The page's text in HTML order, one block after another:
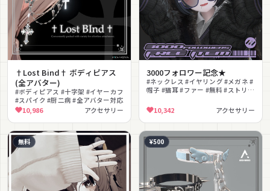
†Lost Bind† ボディピアス
(全アバター)
#ボディピアス #十字架 #イヤーカフ
#スパイク #厨二病 #全アバター対応
10,986 アクセサリー
3000フォロワー記念★
#ネックレス #イヤリング #メガネ #
帽子 #猫耳 #ファー #無料 #ストリー
10,342 アクセサリー
無料 ¥500